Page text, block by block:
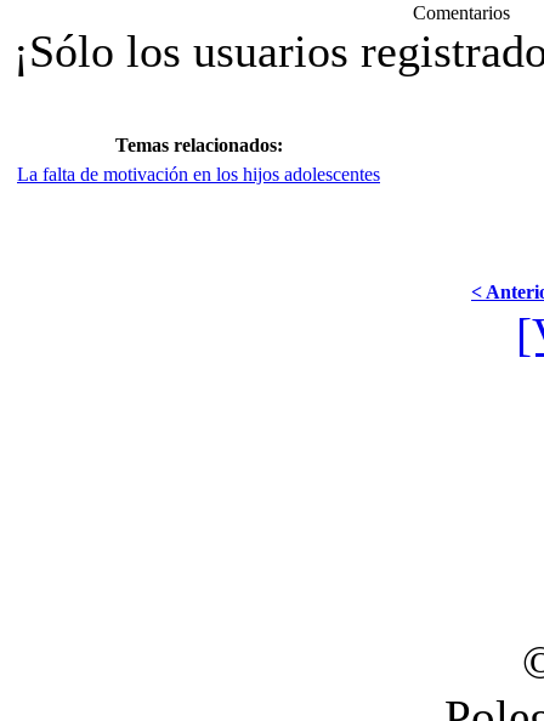
Comentarios
¡Sólo los usuarios
Temas relacionados:
La falta de motivación en los hijos adolescentes
<